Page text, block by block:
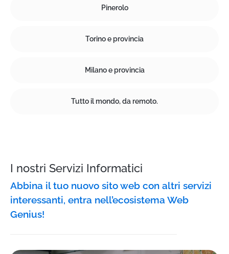
Pinerolo
Torino e provincia
Milano e provincia
Tutto il mondo, da remoto.
I nostri Servizi Informatici
Abbina il tuo nuovo sito web con altri servizi
interessanti, entra nell’ecosistema Web
Genius!